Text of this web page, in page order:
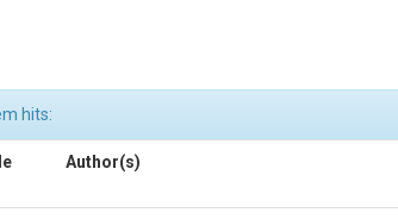
hits:
Author(s)